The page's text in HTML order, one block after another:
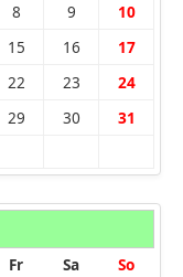
8 9 10
15 16 17
22 23 24
29 30 31
Fr Sa So